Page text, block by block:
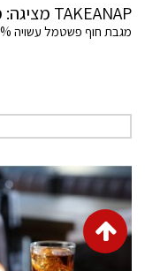
TAKEANAP מציגה: מגבת החוף שלא סוחבת חול
מגבת חוף פשטמל עשויה 100% כותנה, באריגה דקה, רכה ואוורירית.
גלילה
לראש